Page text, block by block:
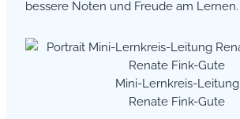
bessere Noten und Freude am Lernen.
Mini-Lernkreis-Leitung
Renate Fink-Gute